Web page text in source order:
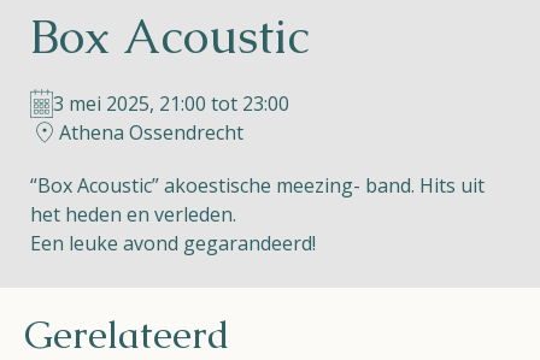
Helios
Contact
NL
Box Acoustic
3 mei 2025, 21:00 tot 23:00
Athena Ossendrecht
“Box Acoustic” akoestische meezing- band. Hits uit
het heden en verleden.
Een leuke avond gegarandeerd!
Gerelateerd